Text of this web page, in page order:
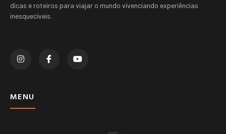
dicas e roteiros para viajar o mundo vivenciando experiências
inesquecíveis.
MENU